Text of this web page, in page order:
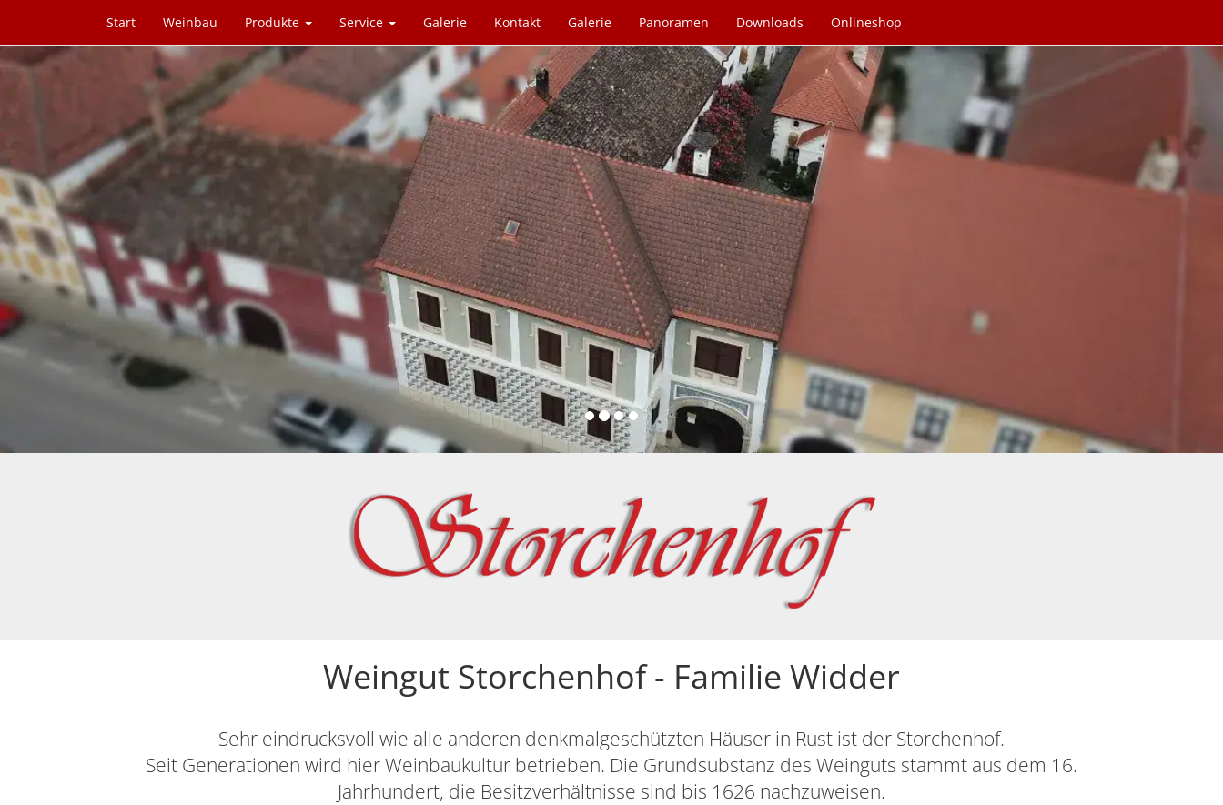
Start Weinbau Produkte Service Galerie Kontakt Galerie Panoramen Downloads Onlineshop
Weingut Storchenhof - Familie Widder
Sehr eindrucksvoll wie alle anderen denkmalgeschützten Häuser in Rust ist der Storchenhof.
Seit Generationen wird hier Weinbaukultur betrieben. Die Grundsubstanz des Weinguts stammt aus dem 16.
Jahrhundert, die Besitzverhältnisse sind bis 1626 nachzuweisen.